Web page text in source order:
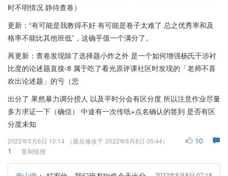
时不明情况 静待查卷）
更新：“有可能是我教得不好 有可能是卷子太难了 总之优秀率和及
格率不能比其他班低”，这确乎值一个满分了。
再更新：查卷发现除了选择题小炸之外 是一个如何增强杨氏干涉衬
比度的论述题直接-8 属于吃了看光原评课社区时发现的「老师不喜
欢出论述题」的亏（悲
出分了 果然暴力调分捞人 以及平时分会有区分度 所以注意作业尽量
多方求证一下（确信） 中途有一次传纸+点名确认的签到 是否有区
分度未知
2022年5月6日 10:14 （最后修改于 2022年6月8日 05:44）
10
1
复制链接